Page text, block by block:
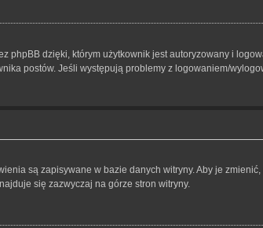
phpBB dzięki, którym użytkownik jest autoryzowany i
postów. Jeśli występują problemy z logowaniem/
są zapisywane w bazie danych witryny. Aby je
się zazwyczaj na górze stron witryny.